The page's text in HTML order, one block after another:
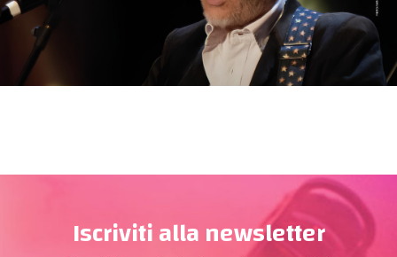
Iscriviti alla newsletter